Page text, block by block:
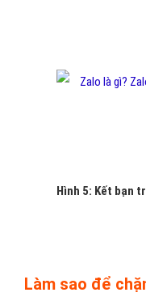
Hình 5: Kết bạn
Làm sao để